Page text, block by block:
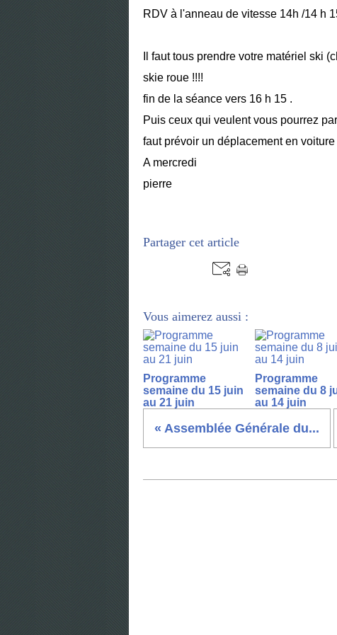
RDV à l'anneau de vitesse 14h /14 h
Il faut tous prendre votre matériel ski
skie roue !!!!
fin de la séance vers 16 h 15 .
Puis ceux qui veulent vous pourrez
faut prévoir un déplacement en
A mercredi
pierre
Partager cet article
Vous aimerez aussi :
Programme
semaine du 15 juin
au 21 juin
Programme
semaine du 8
au 14 juin
« Assemblée Générale du...